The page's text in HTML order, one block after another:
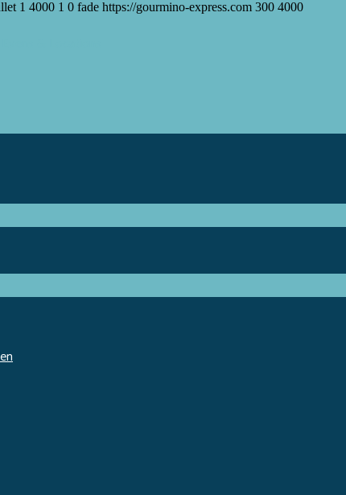
1 4000 1 0 fade https://gourmino-express.com 300 4000